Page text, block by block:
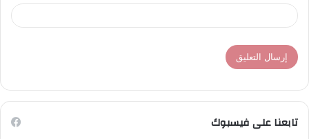
تابعنا على فيسبوك